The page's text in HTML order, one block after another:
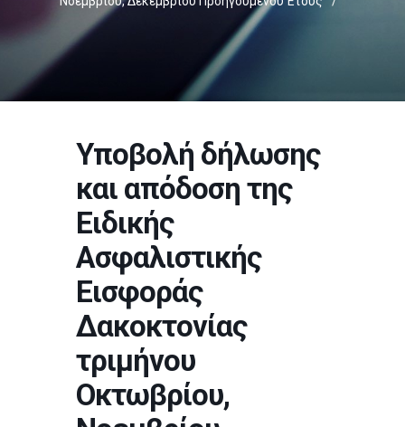
Υποβολή δήλωσης
και απόδοση της
Ειδικής
Ασφαλιστικής
Εισφοράς
Δακοκτονίας
τριμήνου
Οκτωβρίου,